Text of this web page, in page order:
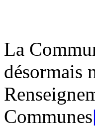
La
désormais
Communes